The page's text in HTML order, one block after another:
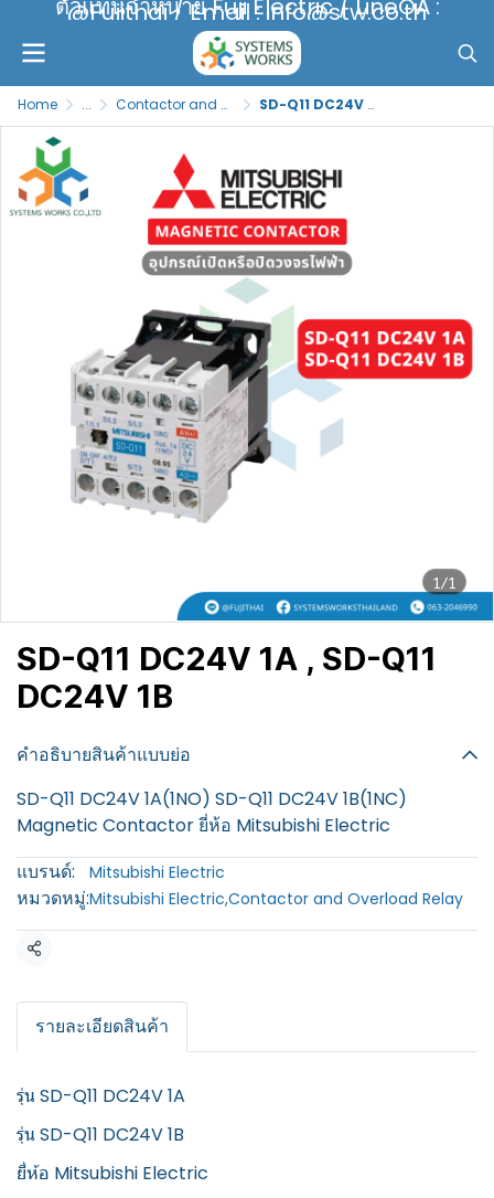
ตัวแทนจำหน่าย Fuji Electric / LineOA :
@Fujithai / Email : info@stw.co.th
Home ... Contactor and Overload Relay SD-Q11 DC24V 1A , SD-Q11 DC24V 1B
1/1
SD-Q11 DC24V 1A , SD-Q11
DC24V 1B
คำอธิบายสินค้าแบบย่อ
SD-Q11 DC24V 1A(1NO) SD-Q11 DC24V 1B(1NC)
Magnetic Contactor ยี่ห้อ Mitsubishi Electric
แบรนด์:
Mitsubishi Electric
หมวดหมู่:Mitsubishi Electric,Contactor and Overload Relay
แชร์
รายละเอียดสินค้า
รุ่น SD-Q11 DC24V 1A
รุ่น SD-Q11 DC24V 1B
ยี่ห้อ Mitsubishi Electric